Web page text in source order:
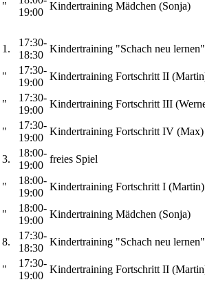
"
19:00
Kindertraining Mädchen (Sonja)
1.
17:30-
18:30
Kindertraining "Schach neu
"
17:30-
19:00
Kindertraining Fortschritt II
"
17:30-
19:00
Kindertraining Fortschritt III
"
17:30-
19:00
Kindertraining Fortschritt IV (Max)
3.
18:00-
19:00
freies Spiel
"
18:00-
19:00
Kindertraining Fortschritt I (Martin)
"
18:00-
19:00
Kindertraining Mädchen (Sonja)
8.
17:30-
18:30
Kindertraining "Schach neu
"
17:30-
19:00
Kindertraining Fortschritt II